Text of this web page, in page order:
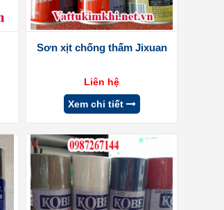
Sơn xịt chống thấm Jixuan
Liên hệ
Xem chi tiết